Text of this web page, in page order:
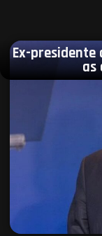
Ex-presidente
as